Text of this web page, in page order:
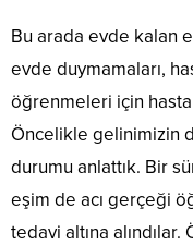
Bu arada evde kalan
evde duymamaları,
öğrenmeleri için
Öncelikle gelinimizin
durumu anlattık. Bir
eşim de acı gerçeği
tedavi altına